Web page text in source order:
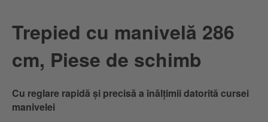
Trepied cu manivelă 286
cm, Piese de schimb
Cu reglare rapidă și precisă a înălțimii datorită cursei
manivelei